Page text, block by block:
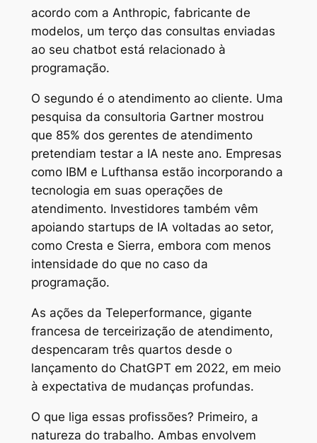
acordo com a Anthropic, fabricante de
modelos, um terço das consultas enviadas
ao seu chatbot está relacionado à
programação.
O segundo é o atendimento ao cliente. Uma
pesquisa da consultoria Gartner mostrou
que 85% dos gerentes de atendimento
pretendiam testar a IA neste ano. Empresas
como IBM e Lufthansa estão incorporando a
tecnologia em suas operações de
atendimento. Investidores também vêm
apoiando startups de IA voltadas ao setor,
como Cresta e Sierra, embora com menos
intensidade do que no caso da
programação.
As ações da Teleperformance, gigante
francesa de terceirização de atendimento,
despencaram três quartos desde o
lançamento do ChatGPT em 2022, em meio
à expectativa de mudanças profundas.
O que liga essas profissões? Primeiro, a
natureza do trabalho. Ambas envolvem